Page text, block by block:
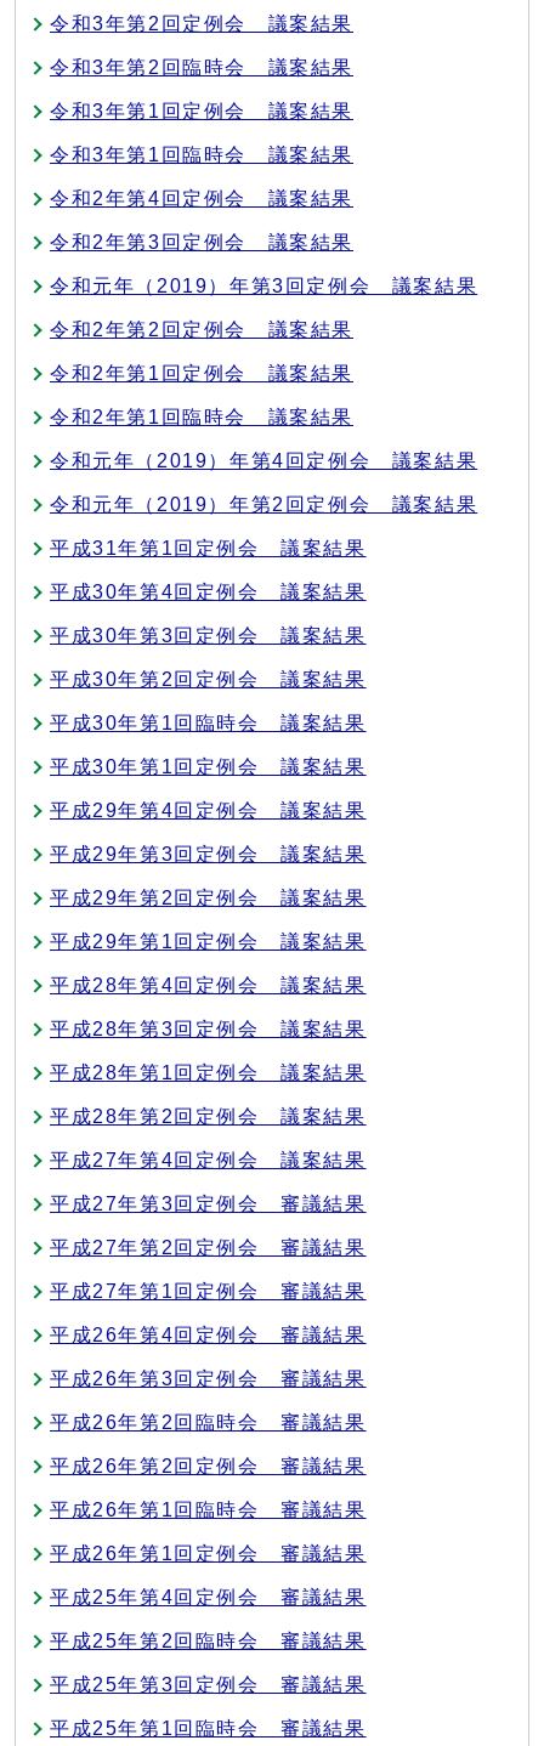
令和3年第2回定例会 議案結果
令和3年第2回臨時会 議案結果
令和3年第1回定例会 議案結果
令和3年第1回臨時会 議案結果
令和2年第4回定例会 議案結果
令和2年第3回定例会 議案結果
令和元年（2019）年第3回定例会 議案結果
令和2年第2回定例会 議案結果
令和2年第1回定例会 議案結果
令和2年第1回臨時会 議案結果
令和元年（2019）年第4回定例会 議案結果
令和元年（2019）年第2回定例会 議案結果
平成31年第1回定例会 議案結果
平成30年第4回定例会 議案結果
平成30年第3回定例会 議案結果
平成30年第2回定例会 議案結果
平成30年第1回臨時会 議案結果
平成30年第1回定例会 議案結果
平成29年第4回定例会 議案結果
平成29年第3回定例会 議案結果
平成29年第2回定例会 議案結果
平成29年第1回定例会 議案結果
平成28年第4回定例会 議案結果
平成28年第3回定例会 議案結果
平成28年第1回定例会 議案結果
平成28年第2回定例会 議案結果
平成27年第4回定例会 議案結果
平成27年第3回定例会 審議結果
平成27年第2回定例会 審議結果
平成27年第1回定例会 審議結果
平成26年第4回定例会 審議結果
平成26年第3回定例会 審議結果
平成26年第2回臨時会 審議結果
平成26年第2回定例会 審議結果
平成26年第1回臨時会 審議結果
平成26年第1回定例会 審議結果
平成25年第4回定例会 審議結果
平成25年第2回臨時会 審議結果
平成25年第3回定例会 審議結果
平成25年第1回臨時会 審議結果